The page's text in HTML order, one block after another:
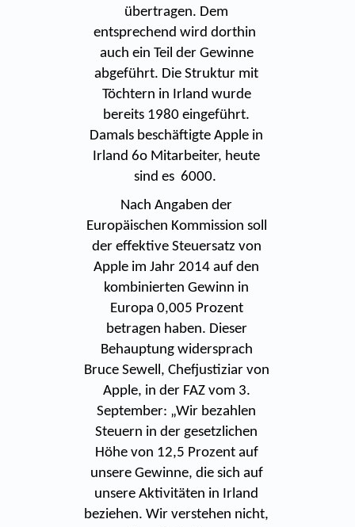
übertragen. Dem
entsprechend wird dorthin
auch ein Teil der Gewinne
abgeführt. Die Struktur mit
Töchtern in Irland wurde
bereits 1980 eingeführt.
Damals beschäftigte Apple in
Irland 6o Mitarbeiter, heute
sind es 6000.
Nach Angaben der
Europäischen Kommission soll
der effektive Steuersatz von
Apple im Jahr 2014 auf den
kombinierten Gewinn in
Europa 0,005 Prozent
betragen haben. Dieser
Behauptung widersprach
Bruce Sewell, Chefjustiziar von
Apple, in der FAZ vom 3.
September: „Wir bezahlen
Steuern in der gesetzlichen
Höhe von 12,5 Prozent auf
unsere Gewinne, die sich auf
unsere Aktivitäten in Irland
beziehen. Wir verstehen nicht,